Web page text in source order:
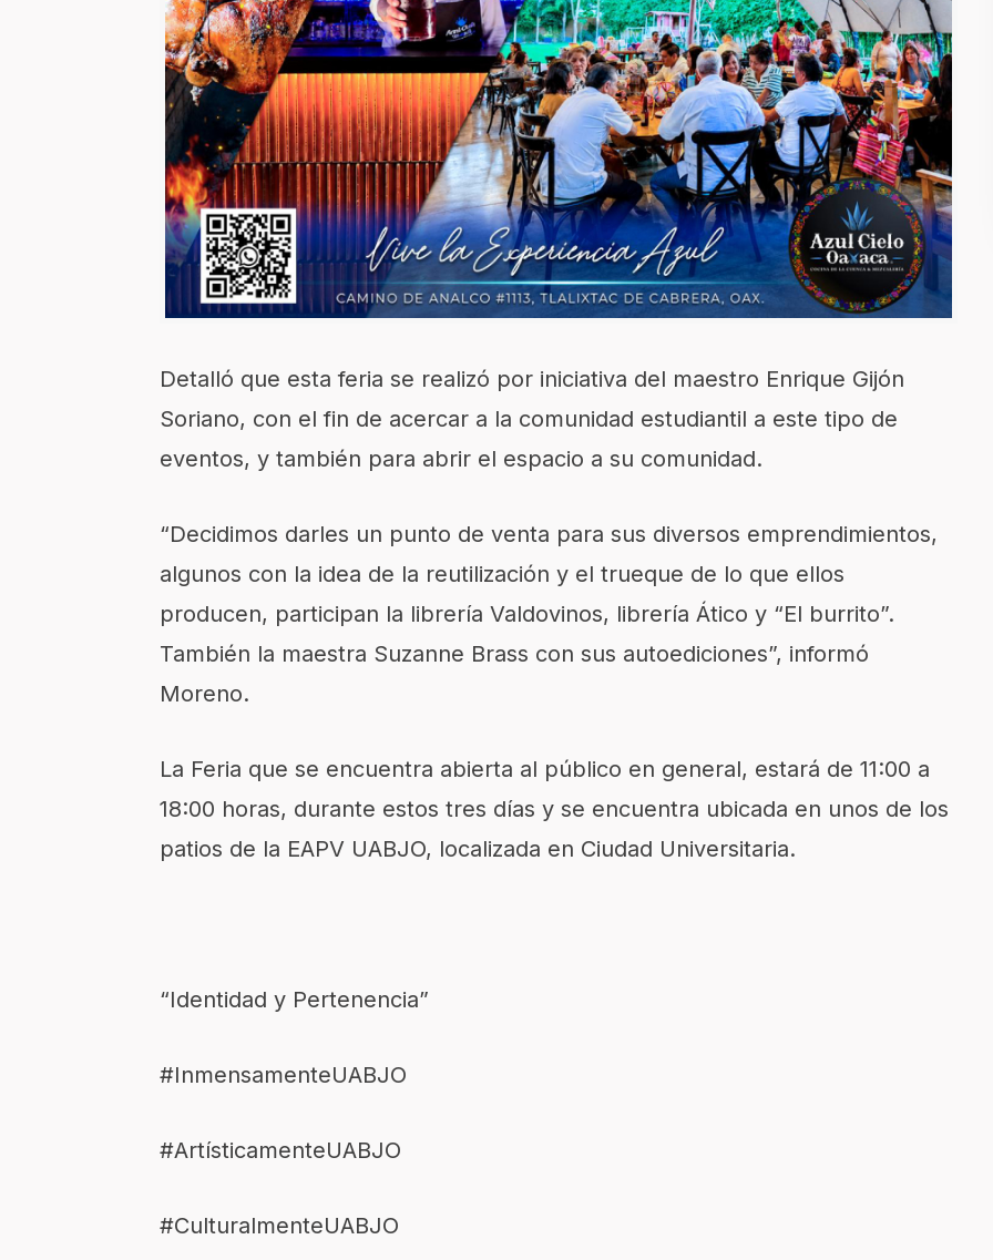
Detalló que esta feria se realizó por iniciativa del maestro Enrique Gijón
Soriano, con el fin de acercar a la comunidad estudiantil a este tipo de
eventos, y también para abrir el espacio a su comunidad.
“Decidimos darles un punto de venta para sus diversos emprendimientos,
algunos con la idea de la reutilización y el trueque de lo que ellos
producen, participan la librería Valdovinos, librería Ático y “El burrito”.
También la maestra Suzanne Brass con sus autoediciones”, informó
Moreno.
La Feria que se encuentra abierta al público en general, estará de 11:00 a
18:00 horas, durante estos tres días y se encuentra ubicada en unos de los
patios de la EAPV UABJO, localizada en Ciudad Universitaria.
“Identidad y Pertenencia”
#InmensamenteUABJO
#ArtísticamenteUABJO
#CulturalmenteUABJO